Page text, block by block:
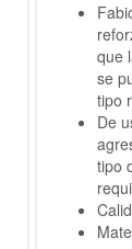
que
se
tipo
De
tipo